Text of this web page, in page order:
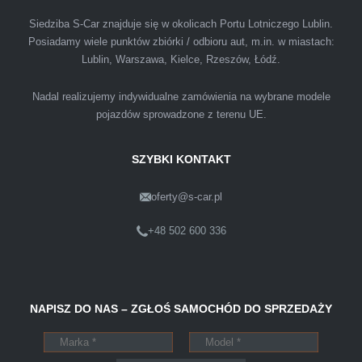
podejściem. Szybko, sprawnie, w miłej
atmosferze. Nie wiedziałem, że sprzedaż
samochodu może być załatwiona tak
warunkach finansowych.
Lublin
Pewnego dnia Rozmawialem z kolega na
Powiedział że sprzedał ostatnio swojego
Siedziba S-Car znajduje się w okolicach Portu Lotniczego Lublin.
Posiadamy wiele punktów zbiórki / odbioru aut, m.in. w miastach:
Lublin, Warszawa, Kielce, Rzeszów, Łódź.
Nadal realizujemy indywidualne zamówienia na wybrane modele
pojazdów sprowadzone z terenu UE.
SZYBKI KONTAKT
oferty@s-car.pl
+48 502 600 336
NAPISZ DO NAS – ZGŁOŚ SAMOCHÓD DO SPRZEDAŻY